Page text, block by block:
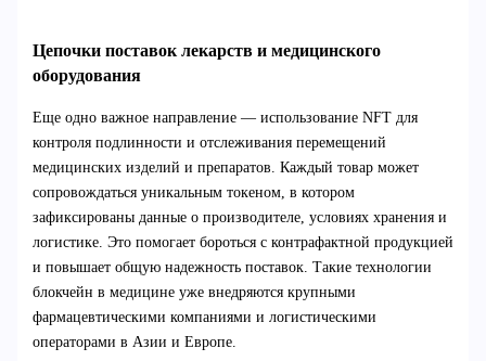
Цепочки поставок лекарств и медицинского
оборудования
Еще одно важное направление — использование NFT для
контроля подлинности и отслеживания перемещений
медицинских изделий и препаратов. Каждый товар может
сопровождаться уникальным токеном, в котором
зафиксированы данные о производителе, условиях хранения и
логистике. Это помогает бороться с контрафактной продукцией
и повышает общую надежность поставок. Такие технологии
блокчейн в медицине уже внедряются крупными
фармацевтическими компаниями и логистическими
операторами в Азии и Европе.